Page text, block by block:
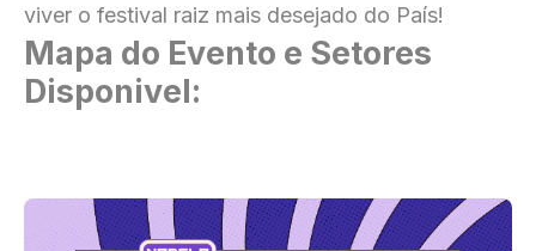
viver o festival raiz mais desejado do País!
Mapa do Evento e Setores
Disponivel: